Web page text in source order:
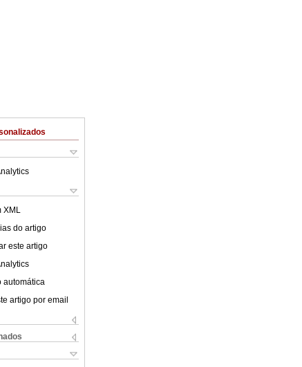
do artigo
este artigo
automática
artigo por email